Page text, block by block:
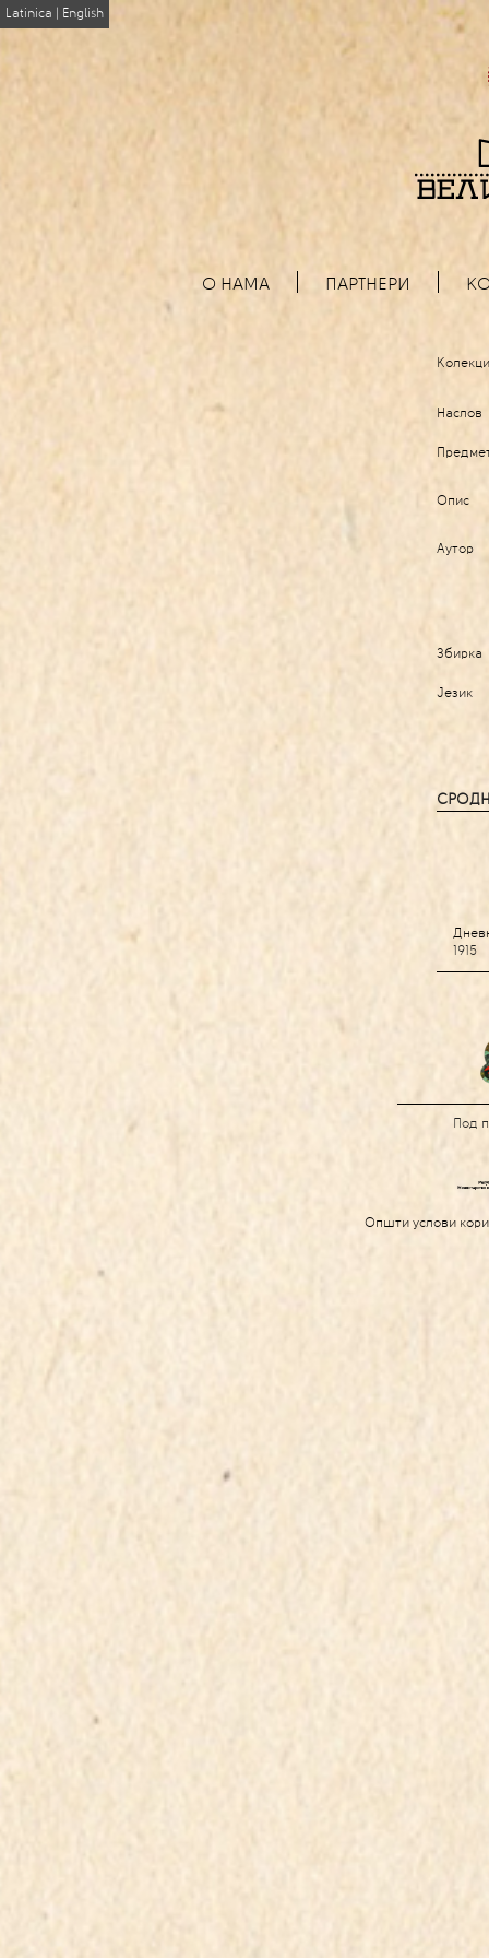
Latinica English
О НАМА ПАРТНЕРИ
Наслов
Опис
Аутор
Збирка
Језик
1915
Под
Општи услови